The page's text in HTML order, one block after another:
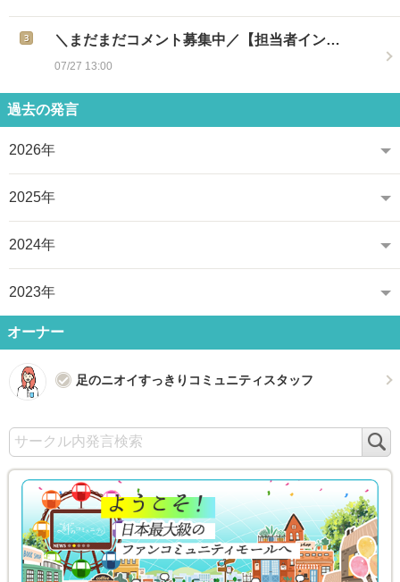
＼まだまだコメント募集中／【担当者イン…
07/27 13:00
過去の発言
2026年
2025年
2024年
2023年
オーナー
足のニオイすっきりコミュニティスタッフ
索